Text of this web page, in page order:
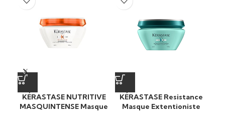
KÉRASTASE NUTRITIVE
MASQUINTENSE Masque
KÉRASTASE Resistance
Masque Extentioniste